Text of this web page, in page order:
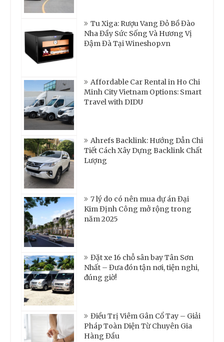
Tu Xiga: Rượu Vang Đỏ Bồ Đào
Nha Đầy Sức Sống Và Hương Vị
Đậm Đà Tại Wineshop.vn
Affordable Car Rental in Ho Chi
Minh City Vietnam Options: Smart
Travel with DIDU
Ahrefs Backlink: Hướng Dẫn Chi
Tiết Cách Xây Dựng Backlink Chất
Lượng
7 lý do có nên mua dự án Đại
Kim Định Công mở rộng trong
năm 2025
Đặt xe 16 chỗ sân bay Tân Sơn
Nhất – Đưa đón tận nơi, tiện nghi,
đúng giờ!
Điều Trị Viêm Gân Cổ Tay – Giải
Pháp Toàn Diện Từ Chuyên Gia
Hàng Đầu